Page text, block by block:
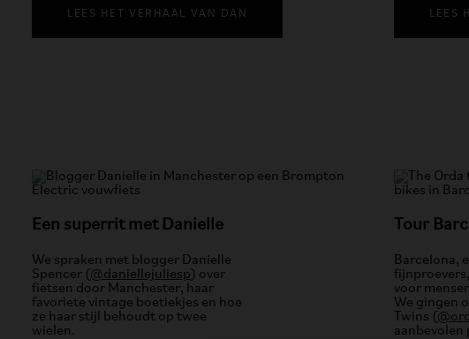
LEES HET VERHAAL VAN DAN LEES
Een superrit met Danielle
We spraken met blogger Danielle
Spencer (@daniellejuliesp) over
fietsen door Manchester, haar
favoriete vintage boetiekjes en hoe
ze haar stijl behoudt op twee
wielen.
Tour
Barcelona,
voor
We gingen
Twins (
aanbevolen